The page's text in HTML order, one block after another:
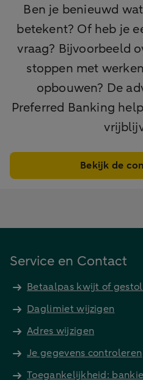
Ben je benieuwd
betekent? Of heb je
vraag? Bijvoorbeeld
stoppen met
opbouwen? De
Preferred Banking
Bekijk de
Service en Contact
Betaalpas kwijt of
Daglimiet wijzigen
Adres wijzigen
Je gegevens controleren
Toegankelijkheid: